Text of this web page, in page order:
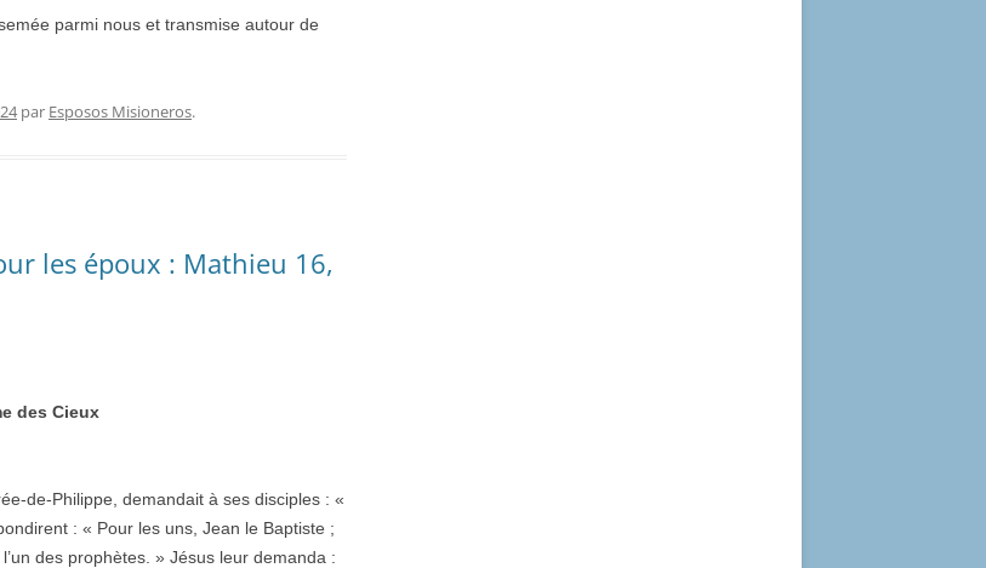
parmi nous et transmise autour de
par Esposos Misioneros.
les époux : Mathieu 16,
des Cieux
de-Philippe, demandait à ses disciples : «
: « Pour les uns, Jean le Baptiste ;
des prophètes. » Jésus leur demanda :